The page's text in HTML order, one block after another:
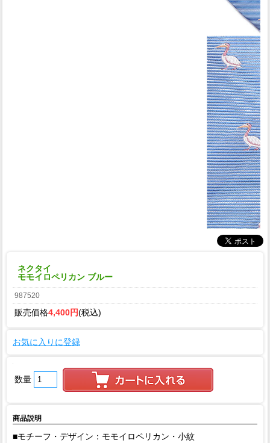
ネクタイ
モモイロペリカン ブルー
987520
販売価格4,400円(税込)
お気に入りに登録
数量
商品説明
■モチーフ・デザイン：モモイロペリカン・小紋